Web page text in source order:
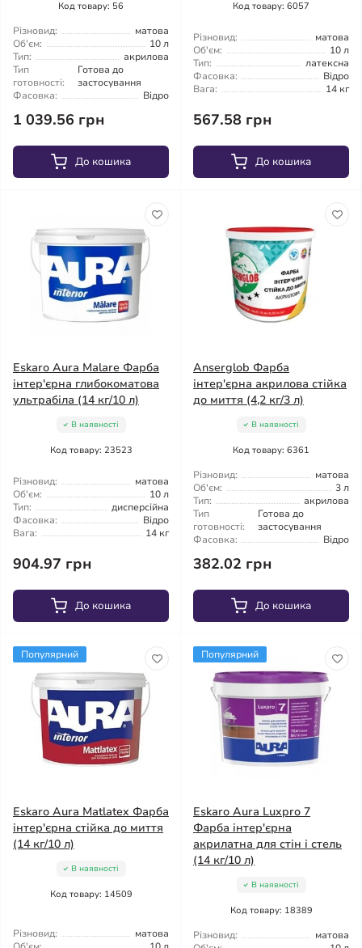
Код товару: 56
Різновид:
матова
Об'єм:
10 л
Тип:
акрилова
Тип
готовності:
Готова до
застосування
Фасовка:
Відро
1 039.56 грн
До кошика
Код товару: 6057
Різновид:
матова
Об'єм:
10 л
Тип:
латексна
Фасовка:
Відро
Вага:
14 кг
567.58 грн
До кошика
Eskaro Aura Malare Фарба
інтер'єрна глибокоматова
ультрабіла (14 кг/10 л)
В наявності
Код товару: 23523
Різновид:
матова
Об'єм:
10 л
Тип:
дисперсійна
Фасовка:
Відро
Вага:
14 кг
904.97 грн
До кошика
Anserglob Фарба
інтер'єрна акрилова стійка
до миття (4,2 кг/3 л)
В наявності
Код товару: 6361
Різновид:
матова
Об'єм:
3 л
Тип:
акрилова
Тип
готовності:
Готова до
застосування
Фасовка:
Відро
382.02 грн
До кошика
Популярний
Eskaro Aura Matlatex Фарба
інтер'єрна стійка до миття
(14 кг/10 л)
В наявності
Код товару: 14509
Різновид:
матова
Популярний
Eskaro Aura Luxpro 7
Фарба інтер'єрна
акрилатна для стін і стель
(14 кг/10 л)
В наявності
Код товару: 18389
Різновид:
матова